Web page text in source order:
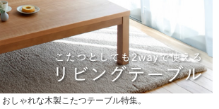
しゃれな木製こたつテーブル特集。